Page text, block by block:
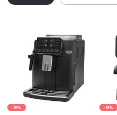
-9% -9%